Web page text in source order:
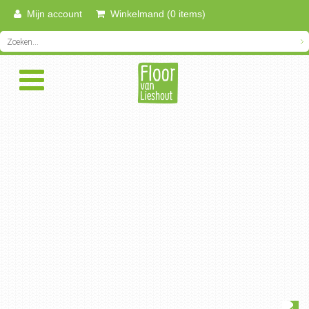
Mijn account Winkelmand (0 items)